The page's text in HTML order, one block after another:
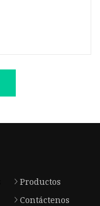
Productos
Contáctenos